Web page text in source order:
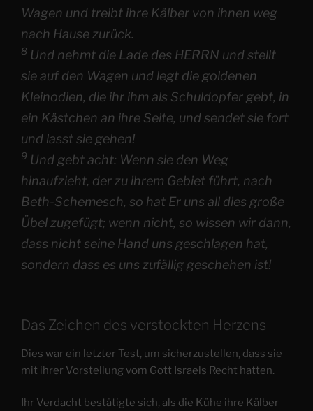
Wagen und treibt ihre Kälber von ihnen weg
nach Hause zurück.
8 Und nehmt die Lade des HERRN und stellt
sie auf den Wagen und legt die goldenen
Kleinodien, die ihr ihm als Schuldopfer gebt, in
ein Kästchen an ihre Seite, und sendet sie fort
und lasst sie gehen!
9 Und gebt acht: Wenn sie den Weg
hinaufzieht, der zu ihrem Gebiet führt, nach
Beth-Schemesch, so hat Er uns all dies große
Übel zugefügt; wenn nicht, so wissen wir dann,
dass nicht seine Hand uns geschlagen hat,
sondern dass es uns zufällig geschehen ist!
Das Zeichen des verstockten Herzens
Dies war ein letzter Test, um sicherzustellen, dass sie
mit ihrer Vorstellung vom Gott Israels Recht hatten.
Ihr Verdacht bestätigte sich, als die Kühe ihre Kälber